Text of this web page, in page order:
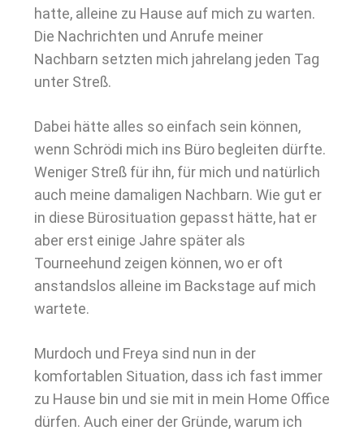
hatte, alleine zu Hause auf mich zu warten.
Die Nachrichten und Anrufe meiner
Nachbarn setzten mich jahrelang jeden Tag
unter Streß.
Dabei hätte alles so einfach sein können,
wenn Schrödi mich ins Büro begleiten dürfte.
Weniger Streß für ihn, für mich und natürlich
auch meine damaligen Nachbarn. Wie gut er
in diese Bürosituation gepasst hätte, hat er
aber erst einige Jahre später als
Tourneehund zeigen können, wo er oft
anstandslos alleine im Backstage auf mich
wartete.
Murdoch und Freya sind nun in der
komfortablen Situation, dass ich fast immer
zu Hause bin und sie mit in mein Home Office
dürfen. Auch einer der Gründe, warum ich